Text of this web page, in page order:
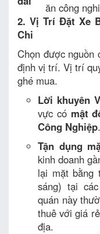
ăn công
2. Vị Trí Đặt Xe
Chi
Chọn được nguồn
định vị trí. Vị trí
ghé mua.
Lời khuyên
vực có mật
Công Nghiệp.
Tận dụng
kinh doanh
lại mặt bằng
sáng) tại
quán này
thuê với giá
địa.